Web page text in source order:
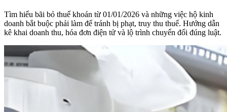
Tìm hiểu bãi bỏ thuế khoán từ 01/01/2026 và những việc hộ kinh
doanh bắt buộc phải làm để tránh bị phạt, truy thu thuế. Hướng dẫn
kê khai doanh thu, hóa đơn điện tử và lộ trình chuyển đổi đúng luật.